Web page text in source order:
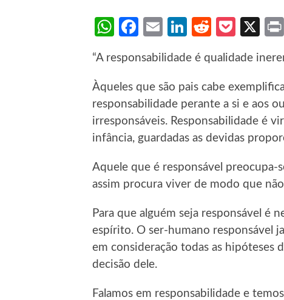
WhatsApp
Facebook
EmailLinkedIn
RedditPocket
X
“A responsabilidade é qualidade
Àqueles que são pais cabe
responsabilidade perante a si e aos
irresponsáveis. Responsabilidade é
infância, guardadas as devidas
Aquele que é responsável preocupa-
assim procura viver de modo que
Para que alguém seja responsável é
espírito. O ser-humano responsável
em consideração todas as hipóteses
decisão dele.
Falamos em responsabilidade e